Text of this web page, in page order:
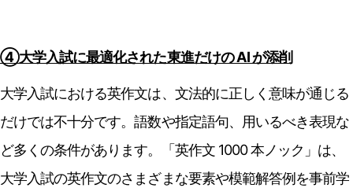
④大学入試に最適化された東進だけの AI が添削
大学入試における英作文は、文法的に正しく意味が通じる
だけでは不十分です。語数や指定語句、用いるべき表現な
ど多くの条件があります。「英作文 1000 本ノック」は、
大学入試の英作文のさまざまな要素や模範解答例を事前学